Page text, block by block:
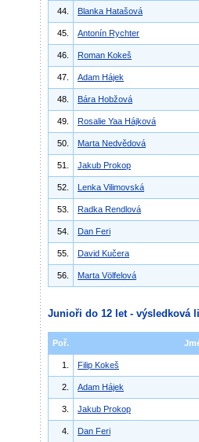
44. Blanka Hatašová
45. Antonín Rychter
46. Roman Kokeš
47. Adam Hájek
48. Bára Hobžová
49. Rosalie Yaa Hájková
50. Marta Nedvědová
51. Jakub Prokop
52. Lenka Vilimovská
53. Radka Rendlová
54. Dan Feri
55. David Kučera
56. Marta Völfelová
Junioři do 12 let - výsledková
Poř.
1. Filip Kokeš
2. Adam Hájek
3. Jakub Prokop
4. Dan Feri